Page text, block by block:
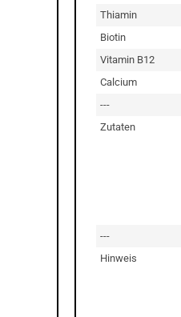
Thiamin
Biotin
Vitamin B12
Calcium
---
Zutaten
---
Hinweis